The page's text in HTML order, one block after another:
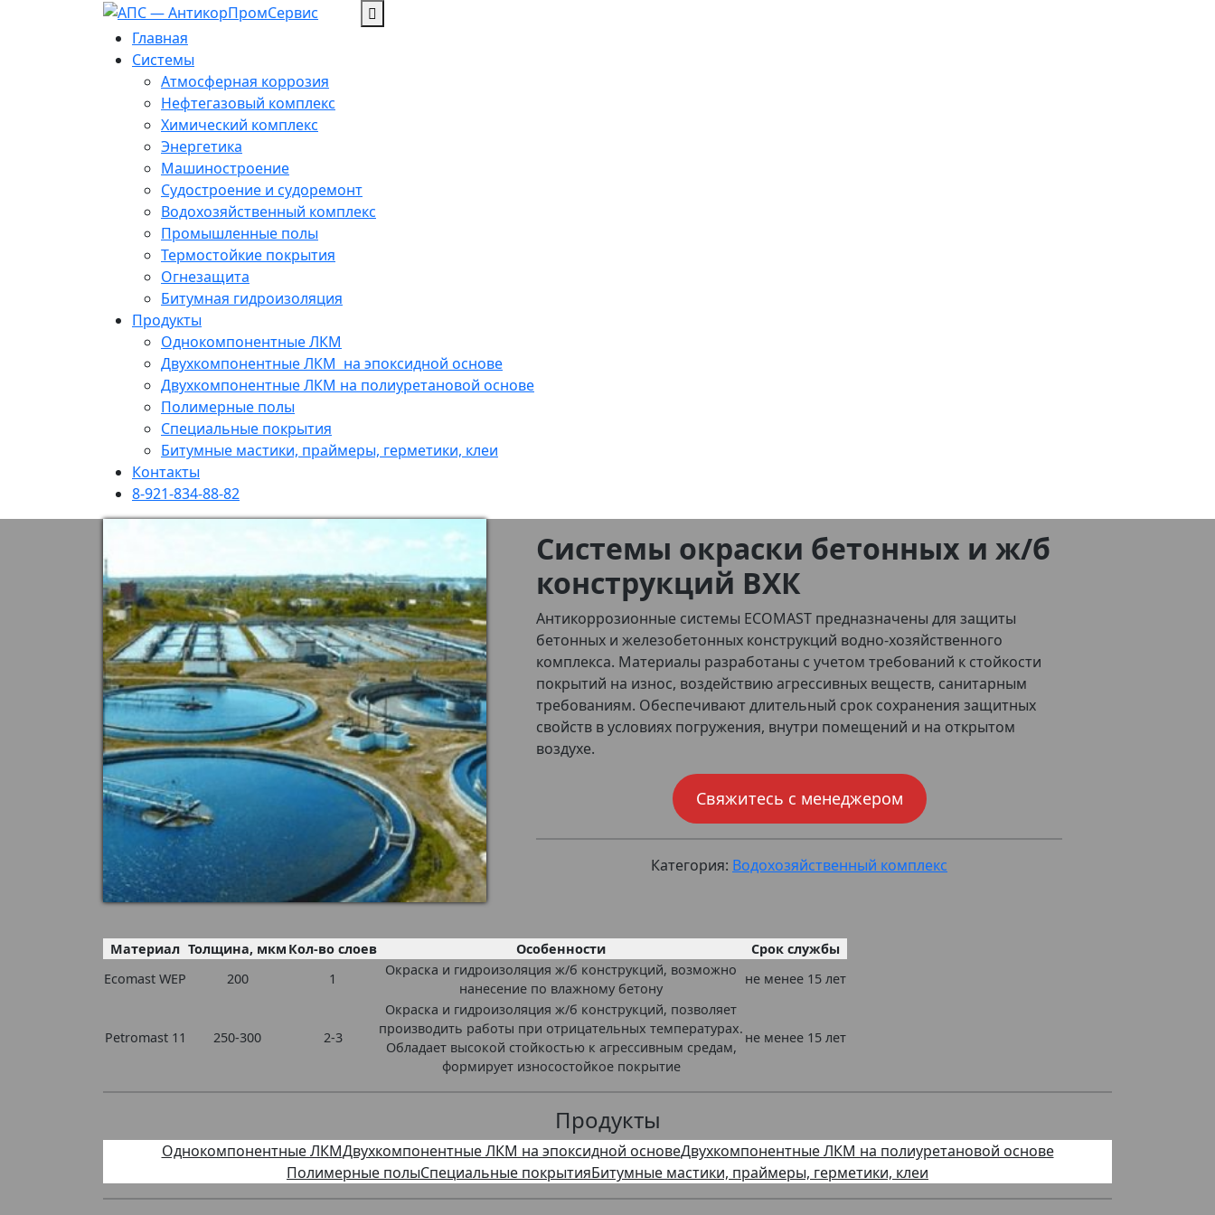
Главная
Системы
Атмосферная коррозия
Нефтегазовый комплекс
Химический комплекс
Энергетика
Машиностроение
Судостроение и судоремонт
Водохозяйственный комплекс
Промышленные полы
Термостойкие покрытия
Огнезащита
Битумная гидроизоляция
Продукты
Однокомпонентные ЛКМ
Двухкомпонентные ЛКМ ­ на эпоксидной основе
Двухкомпонентные ЛКМ на полиуретановой основе
Полимерные полы
Специальные покрытия
Битумные мастики, праймеры, герметики, клеи
Контакты
8-921-834-88-82
Системы окраски бетонных и ж/б
конструкций ВХК
Антикоррозионные системы ECOMAST предназначены для защиты
бетонных и железобетонных конструкций водно-хозяйственного
комплекса. Материалы разработаны с учетом требований к стойкости
покрытий на износ, воздействию агрессивных веществ, санитарным
требованиям. Обеспечивают длительный срок сохранения защитных
свойств в условиях погружения, внутри помещений и на открытом
воздухе.
Свяжитесь с менеджером
Категория: Водохозяйственный комплекс
Материал Толщина, мкм Кол-во слоев Особенности
Срок службы
Ecomast WEP
200 1
Окраска и гидроизоляция ж/б конструкций, возможно
нанесение по влажному бетону
не менее 15 лет
Petromast 11 250-300 2-3
Окраска и гидроизоляция ж/б конструкций, позволяет
производить работы при отрицательных температурах.
Обладает высокой стойкостью к агрессивным средам,
формирует износостойкое покрытие
не менее 15 лет
Продукты
Однокомпонентные ЛКМДвухкомпонентные ЛКМ на эпоксидной основеДвухкомпонентные ЛКМ на полиуретановой основе
Полимерные полыСпециальные покрытияБитумные мастики, праймеры, герметики, клеи